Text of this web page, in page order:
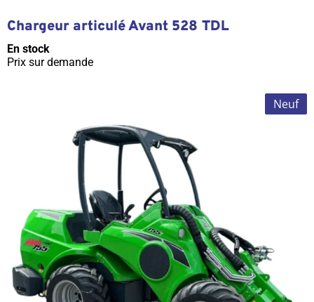
Chargeur articulé Avant 528 TDL
En stock
Prix sur demande
Neuf